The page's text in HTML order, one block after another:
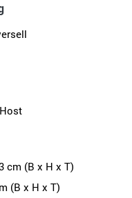
cm (B x H x T)
(B x H x T)